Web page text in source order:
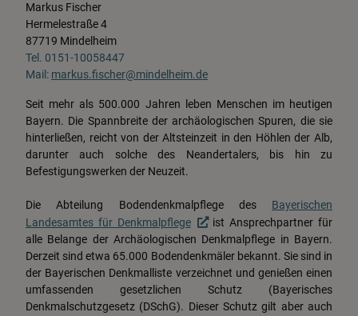
Veranstaltungen
Mindelheimer Gastgeber
Service
Krippen & Museen
Kultur:
Bodendenkmalpflege
Markus Fischer
Hermelestraße 4
87719 Mindelheim
Tel. 0151-10058447
Mail: markus.fischer@mindelheim.de
Seit mehr als 500.000 Jahren leben Menschen im heutigen
Bayern. Die Spannbreite der archäologischen Spuren, die sie
hinterließen, reicht von der Altsteinzeit in den Höhlen der Alb,
darunter auch solche des Neandertalers, bis hin zu
Befestigungswerken der Neuzeit.
Die Abteilung Bodendenkmalpflege des Bayerischen
Landesamtes für Denkmalpflege
ist Ansprechpartner für
alle Belange der Archäologischen Denkmalpflege in Bayern.
Derzeit sind etwa 65.000 Bodendenkmäler bekannt. Sie sind in
der Bayerischen Denkmalliste verzeichnet und genießen einen
umfassenden gesetzlichen Schutz (Bayerisches
Denkmalschutzgesetz (DSchG). Dieser Schutz gilt aber auch